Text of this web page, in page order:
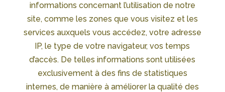
informations concernant l’utilisation de notre
site, comme les zones que vous visitez et les
services auxquels vous accédez, votre adresse
IP, le type de votre navigateur, vos temps
d’accès. De telles informations sont utilisées
exclusivement à des fins de statistiques
internes, de manière à améliorer la qualité des